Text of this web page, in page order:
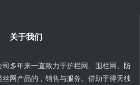
关于我们
多年来一直致力于护栏网、围栏网、防
网产品的，销售与服务。借助于得天独